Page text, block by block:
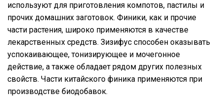
используют для приготовления компотов, пастилы и
прочих домашних заготовок. Финики, как и прочие
части растения, широко применяются в качестве
лекарственных средств. Зизифус способен оказывать
успокаивающее, тонизирующее и мочегонное
действие, а также обладает рядом других полезных
свойств. Части китайского финика применяются при
производстве биодобавок.